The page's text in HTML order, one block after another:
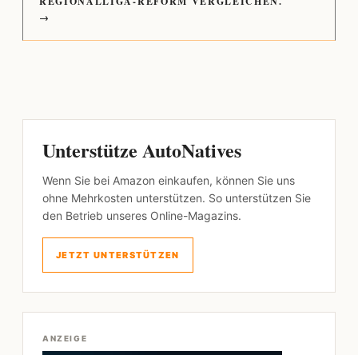
→
Unterstütze AutoNatives
Wenn Sie bei Amazon einkaufen, können Sie uns
ohne Mehrkosten unterstützen. So unterstützen Sie
den Betrieb unseres Online-Magazins.
JETZT UNTERSTÜTZEN
ANZEIGE